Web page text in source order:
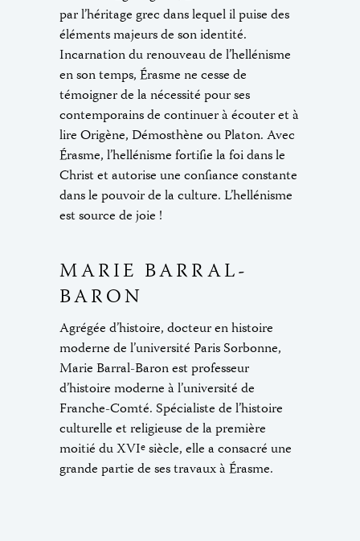
par l’héritage grec dans lequel il puise des
éléments majeurs de son identité.
Incarnation du renouveau de l’hellénisme
en son temps, Érasme ne cesse de
témoigner de la nécessité pour ses
contemporains de continuer à écouter et à
lire Origène, Démosthène ou Platon. Avec
Érasme, l’hellénisme fortifie la foi dans le
Christ et autorise une confiance constante
dans le pouvoir de la culture. L’hellénisme
est source de joie !
MARIE BARRAL-
BARON
Agrégée d’histoire, docteur en histoire
moderne de l’université Paris Sorbonne,
Marie Barral-Baron est professeur
d’histoire moderne à l’université de
Franche-Comté. Spécialiste de l’histoire
culturelle et religieuse de la première
moitié du XVIesiècle, elle a consacré une
grande partie de ses travaux à Érasme.